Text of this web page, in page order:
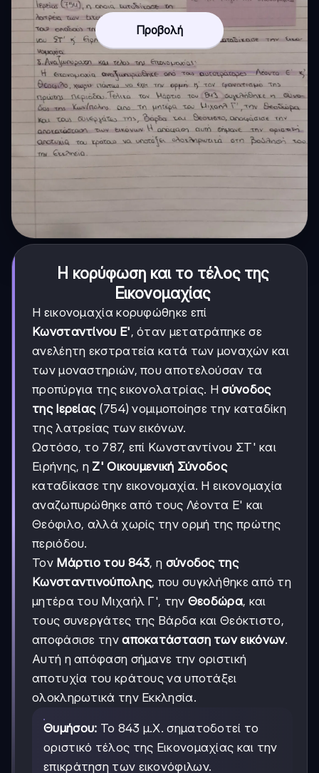
Προβολή
Η κορύφωση και το τέλος της
Εικονομαχίας
Η εικονομαχία κορυφώθηκε επί
Κωνσταντίνου Ε', όταν μετατράπηκε σε
ανελέητη εκστρατεία κατά των μοναχών και
των μοναστηριών, που αποτελούσαν τα
προπύργια της εικονολατρίας. Ησύνοδος
της Ιερείας(754) νομιμοποίησε την καταδίκη
της λατρείας των εικόνων.
Ωστόσο, το 787, επί Κωνσταντίνου ΣΤ' και
Ειρήνης, η Ζ' Οικουμενική Σύνοδος
καταδίκασε την εικονομαχία. Η εικονομαχία
αναζωπυρώθηκε από τους Λέοντα Ε' και
Θεόφιλο, αλλά χωρίς την ορμή της πρώτης
περιόδου.
Τον Μάρτιο του 843, η σύνοδος της
Κωνσταντινούπολης, που συγκλήθηκε από τη
μητέρα του Μιχαήλ Γ', την Θεοδώρα, και
τους συνεργάτες της Βάρδα και Θεόκτιστο,
αποφάσισε τηναποκατάσταση των εικόνων.
Αυτή η απόφαση σήμανε την οριστική
αποτυχία του κράτους να υποτάξει
ολοκληρωτικά την Εκκλησία.
Θυμήσου: Το 843 μ.Χ. σηματοδοτεί το
οριστικό τέλος της Εικονομαχίας και την
επικράτηση των εικονόφιλων.